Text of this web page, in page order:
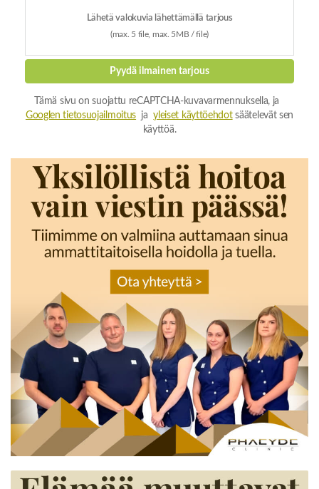
Lähetä valokuvia lähettämällä tarjous
(max. 5 file, max. 5MB / file)
Pyydä ilmainen tarjous
Tämä sivu on suojattu reCAPTCHA-kuvavarmennuksella, ja
Googlen tietosuojailmoitus jayleiset käyttöehdotsäätelevät sen
käyttöä.